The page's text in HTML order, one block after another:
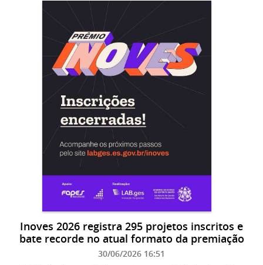
Inoves 2026 registra 295 projetos inscritos e
bate recorde no atual formato da premiação
30/06/2026 16:51